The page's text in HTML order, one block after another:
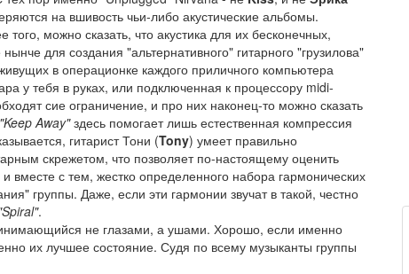
на вшивость чьи-либо акустические альбомы.
можно сказать, что акустика для их бесконечных,
для создания "альтернативного" гитарного "грузилова"
в операционке каждого приличного компьютера
у тебя в руках, или подключенная к процессору midi-
сие ограничение, и про них наконец-то можно сказать
"Keep Away"здесь помогает лишь естественная компрессия
гитарист Тони (Tony) умеет правильно
скрежетом, что позволяет по-настоящему оценить
вместе с тем, жестко определенного набора гармонических
группы. Даже, если эти гармонии звучат в такой, честно
.
не глазами, а ушами. Хорошо, если именно
их лучшее состояние. Судя по всему музыканты группы